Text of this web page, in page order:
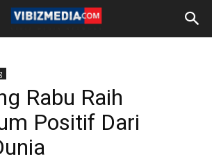
Rabu Raih
Positif Dari